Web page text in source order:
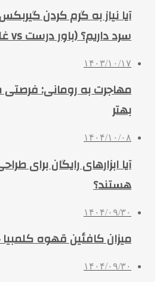
آیا نیاز به گرم کردن
سرد داریم؟ (باور درست vs غلط)
۱۴۰۳/۱۰/۱۷
مهاجرت به رومانی: فرصتی
بهتر
۱۴۰۴/۱۰/۰۸
آیا ابزارهای رایگان برای
هستند؟
۱۴۰۴/۰۹/۳۰
میزان کافئین قهوه
۱۴۰۴/۰۹/۳۰